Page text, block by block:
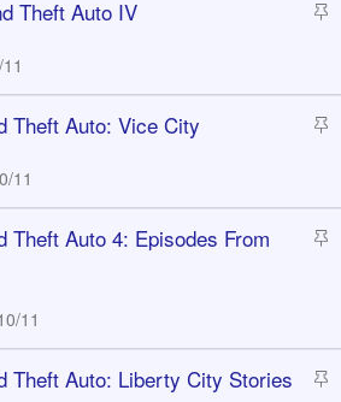
S
c
k
Theft Auto IV
S
c
k
Theft Auto: Vice City
11
S
k
y
Theft Auto 4: Episodes From
11
S
Theft Auto: Liberty City Stories